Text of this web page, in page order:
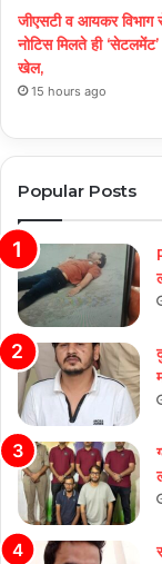
जीएसटी व आयकर विभाग से
नोटिस मिलते ही
खेल,
15 hours ago
Popular Posts